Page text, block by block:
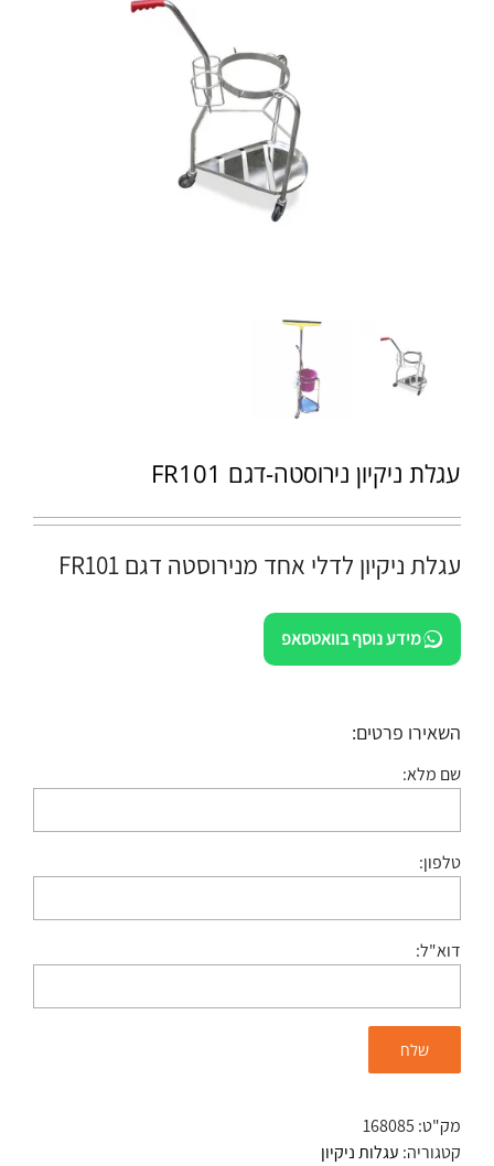
עגלת ניקיון נירוסטה-דגם FR101
עגלת ניקיון לדלי אחד מנירוסטה דגם FR101
מידע נוסף בוואטסאפ
השאירו פרטים:
שם מלא:
טלפון:
דוא"ל:
מק"ט: 168085
קטגוריה: עגלות ניקיון